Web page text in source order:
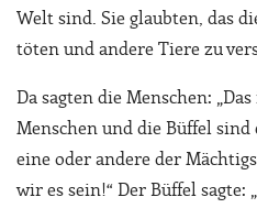
Welt sind. Sie glaubten, das
töten und andere Tiere zu
Da sagten die Menschen:
Menschen und die Büffel
eine oder andere der
wir es sein!“ Der Büffel sagte: